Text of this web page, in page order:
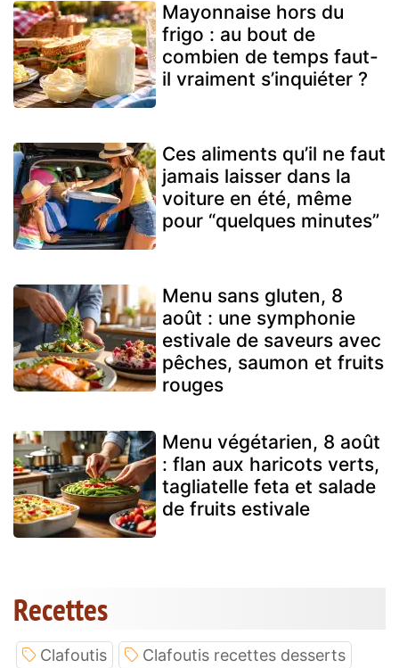
Mayonnaise hors du
frigo : au bout de
combien de temps faut-
il vraiment s’inquiéter ?
Ces aliments qu’il ne faut
jamais laisser dans la
voiture en été, même
pour “quelques minutes”
Menu sans gluten, 8
août : une symphonie
estivale de saveurs avec
pêches, saumon et fruits
rouges
Menu végétarien, 8 août
: flan aux haricots verts,
tagliatelle feta et salade
de fruits estivale
Recettes
Clafoutis
Clafoutis recettes desserts